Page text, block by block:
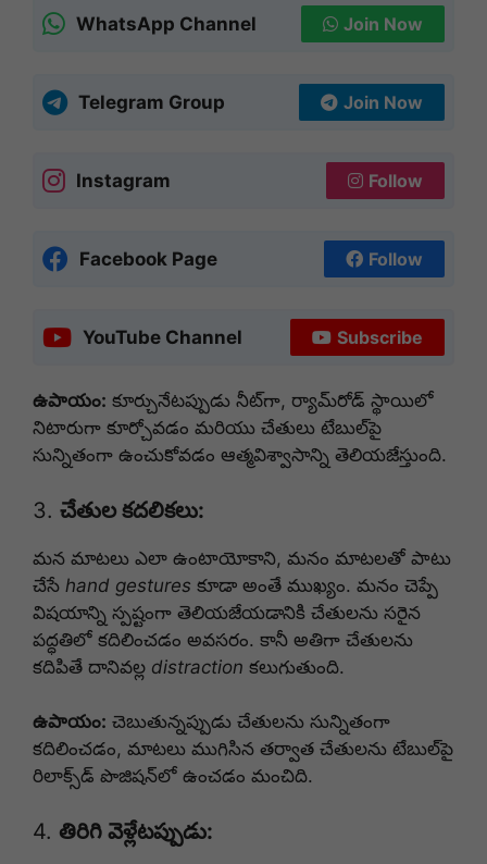
WhatsApp Channel Join Now
Telegram Group Join Now
Instagram Follow
Facebook Page Follow
YouTube Channel Subscribe
ఉపాయం: కూర్చునేటప్పుడు నీట్‌గా, ర్యామ్‌రోడ్ స్థాయిలో
నిటారుగా కూర్చోవడం మరియు చేతులు టేబుల్‌పై
సున్నితంగా ఉంచుకోవడం ఆత్మవిశ్వాసాన్ని తెలియజేస్తుంది.
3. చేతుల కదలికలు:
మన మాటలు ఎలా ఉంటాయోకాని, మనం మాటలతో పాటు
చేసే hand gestures కూడా అంతే ముఖ్యం. మనం చెప్పే
విషయాన్ని స్పష్టంగా తెలియజేయడానికి చేతులను సరైన
పద్ధతిలో కదిలించడం అవసరం. కానీ అతిగా చేతులను
కదిపితే దానివల్ల distraction కలుగుతుంది.
ఉపాయం: చెబుతున్నప్పుడు చేతులను సున్నితంగా
కదిలించడం, మాటలు ముగిసిన తర్వాత చేతులను టేబుల్‌పై
రిలాక్స్‌డ్‌ పొజిషన్‌లో ఉంచడం మంచిది.
4. తిరిగి వెళ్లేటప్పుడు: